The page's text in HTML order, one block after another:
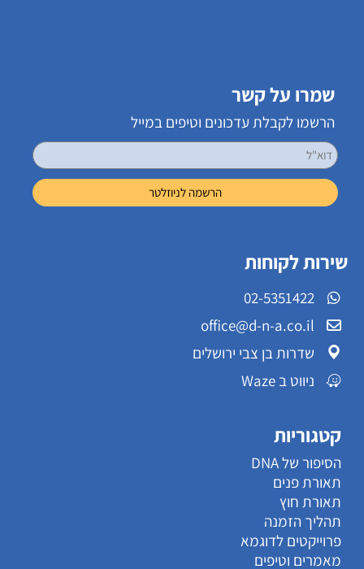
שמרו על קשר
הרשמו לקבלת עדכונים וטיפים במייל
שירות לקוחות
02-5351422
office@d-n-a.co.il
שדרות בן צבי ירושלים
ניווט ב Waze
קטגוריות
הסיפור של DNA
תאורת פנים
תאורת חוץ
תהליך הזמנה
פרוייקטים לדוגמא
מאמרים וטיפים